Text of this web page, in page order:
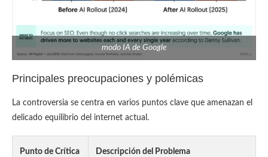
modo IA de Google
Principales preocupaciones y polémicas
La controversia se centra en varios puntos clave que amenazan el
delicado equilibrio del internet actual.
Punto de Crítica Descripción del Problema